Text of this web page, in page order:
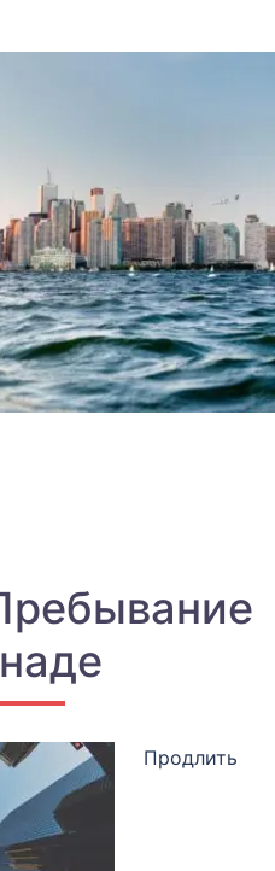
Продлить